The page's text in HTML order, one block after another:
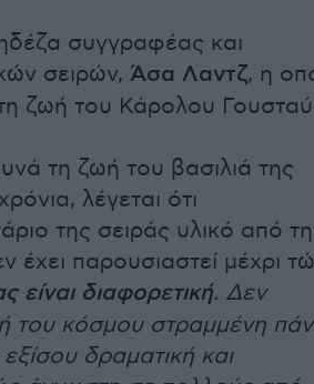
συγγραφέας και
σειρών, Άσα Λαντζ, η
ζωή του Κάρολου
τη ζωή του βασιλιά της
λέγεται ότι
της σειράς υλικό από
έχει παρουσιαστεί μέχρι
είναι διαφορετική. Δεν
του κόσμου στραμμένη
δραματική και